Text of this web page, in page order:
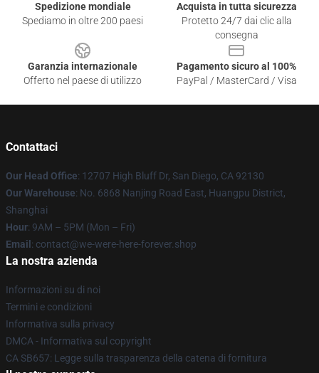
Spedizione mondiale
Spediamo in oltre 200 paesi
Acquista in tutta sicurezza
Protetto 24/7 dai clic alla
consegna
Garanzia internazionale
Offerto nel paese di utilizzo
Pagamento sicuro al 100%
PayPal / MasterCard / Visa
Contattaci
Our Head Office: 12707 High Bluff Dr, San Diego, CA 92130
Our Warehouse: No. 6868 Nanjing Road East, Huangpu District,
Shanghai
Hour: 9AM – 5PM (Mon – Fri)
Email : contact@we-were-here-forever.shop
La nostra azienda
Informazioni su di noi
Termini e condizioni
Informativa sulla privacy
DMCA - Informativa sul copyright
CA SB657: Legge sulla trasparenza della catena di fornitura